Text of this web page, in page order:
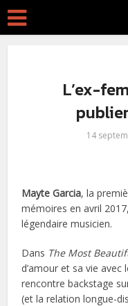
L’ex-
14
Mayte Garcia, la
mémoires en avril
légendaire musicien.
Dans The Most
d’amour et sa vie
rencontre backstage
(et la relation longue-